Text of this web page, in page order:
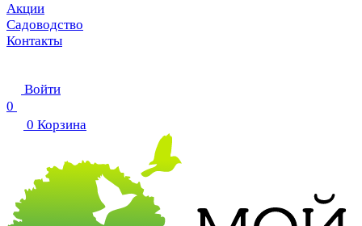
Акции
Садоводство
Контакты
Войти
0
0 Корзина